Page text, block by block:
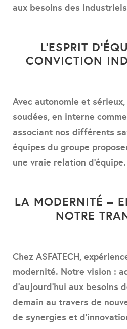
aux besoins des
L’ESPRIT
CONVICTION
Avec autonomie et
soudées, en interne
associant nos différents
équipes du groupe
une vraie relation d’équipe.
LA MODERNITÉ –
NOTRE
Chez ASFATECH,
modernité. Notre vision :
d’aujourd’hui aux besoins
demain au travers de
de synergies et